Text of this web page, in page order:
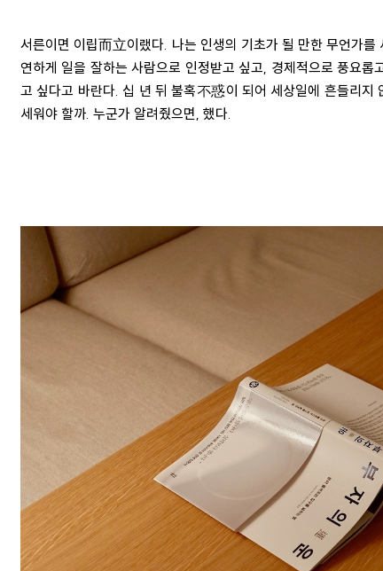
서른이면 이립而立이랬다. 나는 인생의 기초가 될 만한 무언가
연하게 일을 잘하는 사람으로 인정받고 싶고, 경제적으로 풍요
고 싶다고 바란다. 십 년 뒤 불혹不惑이 되어 세상일에 흔들리지
세워야 할까. 누군가 알려줬으면, 했다.